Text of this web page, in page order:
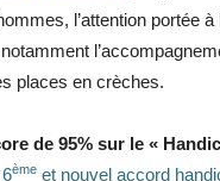
l’attention portée à
places en crèches.
de 95% sur le «
6ème et nouvel accord